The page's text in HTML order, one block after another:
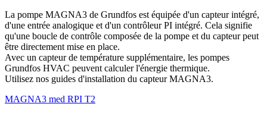
La pompe MAGNA3 de Grundfos est équipée d'un capteur intégré,
d'une entrée analogique et d'un contrôleur PI intégré. Cela signifie
qu'une boucle de contrôle composée de la pompe et du capteur peut
être directement mise en place.
Avec un capteur de température supplémentaire, les pompes
Grundfos HVAC peuvent calculer l'énergie thermique.
Utilisez nos guides d'installation du capteur MAGNA3.
MAGNA3 med RPI T2